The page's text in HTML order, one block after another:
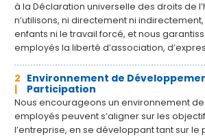
à la Déclaration universelle des droits de
n’utilisons, ni directement ni
enfants ni le travail forcé, et nous
employés la liberté d’association,
2
|
Environnement de
Participation
Nous encourageons un environnement
employés peuvent s’aligner sur les
l’entreprise, en se développant tant sur le